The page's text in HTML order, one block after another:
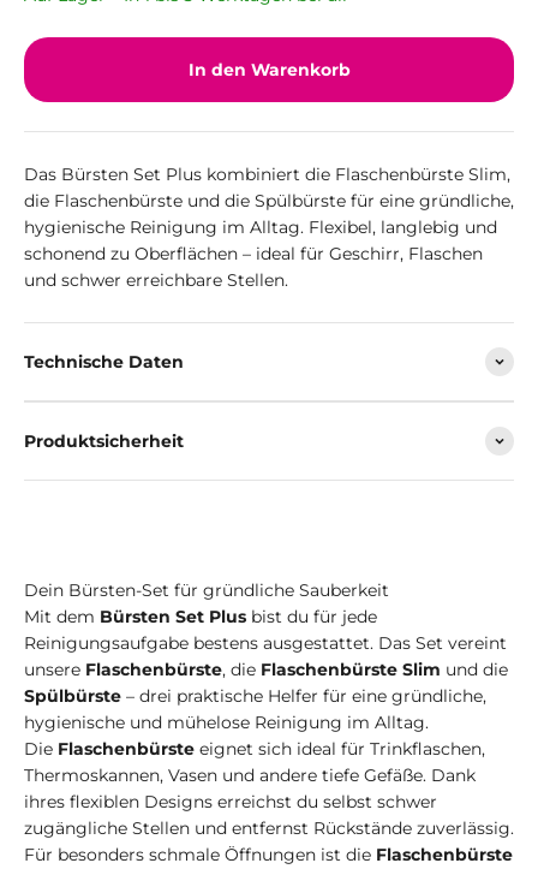
In den Warenkorb
Das Bürsten Set Plus kombiniert die Flaschenbürste Slim,
die Flaschenbürste und die Spülbürste für eine gründliche,
hygienische Reinigung im Alltag. Flexibel, langlebig und
schonend zu Oberflächen – ideal für Geschirr, Flaschen
und schwer erreichbare Stellen.
Technische Daten
Produktsicherheit
Dein Bürsten-Set für gründliche Sauberkeit
Mit dem Bürsten Set Plus bist du für jede
Reinigungsaufgabe bestens ausgestattet. Das Set vereint
unsere Flaschenbürste, die Flaschenbürste Slim und die
Spülbürste – drei praktische Helfer für eine gründliche,
hygienische und mühelose Reinigung im Alltag.
Die Flaschenbürste eignet sich ideal für Trinkflaschen,
Thermoskannen, Vasen und andere tiefe Gefäße. Dank
ihres flexiblen Designs erreichst du selbst schwer
zugängliche Stellen und entfernst Rückstände zuverlässig.
Für besonders schmale Öffnungen ist die Flaschenbürste